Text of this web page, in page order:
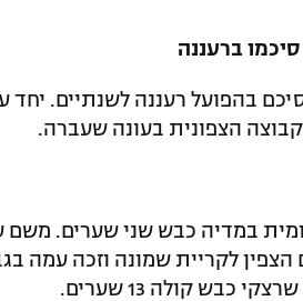
ברעננה
בהפועל רעננה לשנתיים. יחד
הצפונית בעונה שעברה.
במדיה כבש שני שערים. משם
קולה 13 שערים.